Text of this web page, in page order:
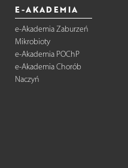
E-AKADEMIA
e-Akademia Zaburzeń
Mikrobioty
e-Akademia POChP
e-Akademia Chorób
Naczyń